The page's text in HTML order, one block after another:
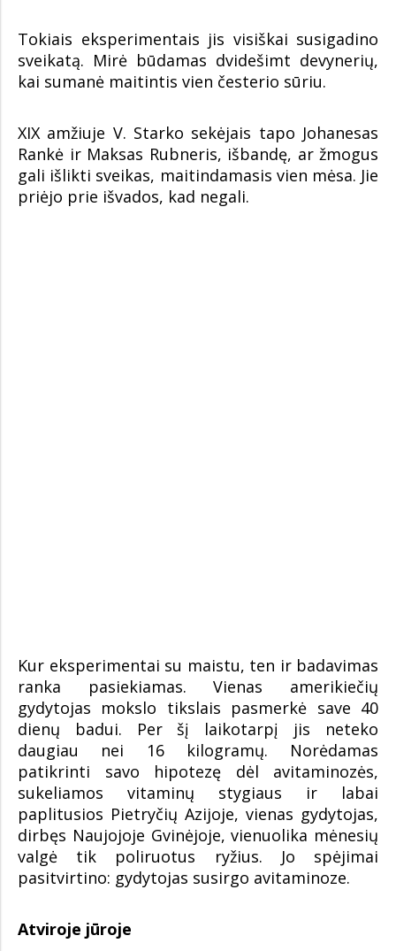
Tokiais eksperimentais jis visiškai susigadino
sveikatą. Mirė būdamas dvidešimt devynerių,
kai sumanė maitintis vien česterio sūriu.
XIX amžiuje V. Starko sekėjais tapo Johanesas
Rankė ir Maksas Rubneris, išbandę, ar žmogus
gali išlikti sveikas, maitindamasis vien mėsa. Jie
priėjo prie išvados, kad negali.
Kur eksperimentai su maistu, ten ir badavimas
ranka pasiekiamas. Vienas amerikiečių
gydytojas mokslo tikslais pasmerkė save 40
dienų badui. Per šį laikotarpį jis neteko
daugiau nei 16 kilogramų. Norėdamas
patikrinti savo hipotezę dėl avitaminozės,
sukeliamos vitaminų stygiaus ir labai
paplitusios Pietryčių Azijoje, vienas gydytojas,
dirbęs Naujojoje Gvinėjoje, vienuolika mėnesių
valgė tik poliruotus ryžius. Jo spėjimai
pasitvirtino: gydytojas susirgo avitaminoze.
Atviroje jūroje